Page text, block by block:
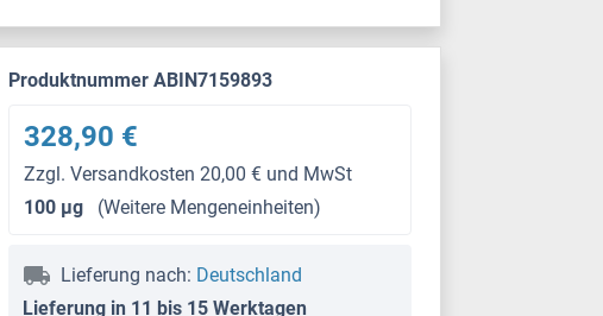
Produktnummer ABIN7159893
328,90 €
Zzgl. Versandkosten 20,00 € und MwSt
100 μg
(Weitere Mengeneinheiten)
Lieferung nach: Deutschland
Lieferung in 11 bis 15 Werktagen